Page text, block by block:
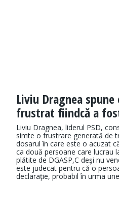
Liviu Dragnea
frustrat fiindcă a
Liviu Dragnea, liderul PSD,
simte o frustrare generată de
dosarul în care este o acuzat
ca două persoane care lucrau
plătite de DGASP,C deşi nu
este judecat pentru că o
declaraţie, probabil în urma